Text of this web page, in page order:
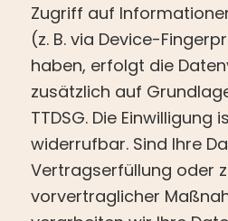
Zugriff auf
(z. B. via Device-
haben, erfolgt die
zusätzlich auf
TTDSG. Die Einwilligung
widerrufbar. Sind Ihre
Vertragserfüllung oder
vorvertraglicher